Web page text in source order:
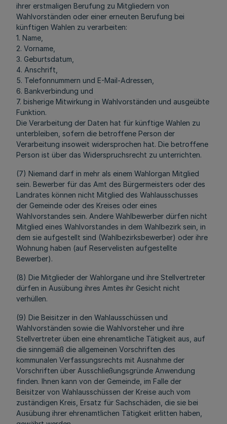
ihrer erstmaligen Berufung zu Mitgliedern von
Wahlvorständen oder einer erneuten Berufung bei
künftigen Wahlen zu verarbeiten:
1. Name,
2. Vorname,
3. Geburtsdatum,
4. Anschrift,
5. Telefonnummern und E-Mail-Adressen,
6. Bankverbindung und
7. bisherige Mitwirkung in Wahlvorständen und ausgeübte
Funktion.
Die Verarbeitung der Daten hat für künftige Wahlen zu
unterbleiben, sofern die betroffene Person der
Verarbeitung insoweit widersprochen hat. Die betroffene
Person ist über das Widerspruchsrecht zu unterrichten.
(7) Niemand darf in mehr als einem Wahlorgan Mitglied
sein. Bewerber für das Amt des Bürgermeisters oder des
Landrates können nicht Mitglied des Wahlausschusses
der Gemeinde oder des Kreises oder eines
Wahlvorstandes sein. Andere Wahlbewerber dürfen nicht
Mitglied eines Wahlvorstandes in dem Wahlbezirk sein, in
dem sie aufgestellt sind (Wahlbezirksbewerber) oder ihre
Wohnung haben (auf Reservelisten aufgestellte
Bewerber).
(8) Die Mitglieder der Wahlorgane und ihre Stellvertreter
dürfen in Ausübung ihres Amtes ihr Gesicht nicht
verhüllen.
(9) Die Beisitzer in den Wahlausschüssen und
Wahlvorständen sowie die Wahlvorsteher und ihre
Stellvertreter üben eine ehrenamtliche Tätigkeit aus, auf
die sinngemäß die allgemeinen Vorschriften des
kommunalen Verfassungsrechts mit Ausnahme der
Vorschriften über Ausschließungsgründe Anwendung
finden. Ihnen kann von der Gemeinde, im Falle der
Beisitzer von Wahlausschüssen der Kreise auch vom
zuständigen Kreis, Ersatz für Sachschäden, die sie bei
Ausübung ihrer ehrenamtlichen Tätigkeit erlitten haben,